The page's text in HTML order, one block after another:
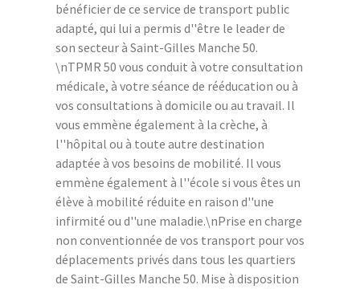
bénéficier de ce service de transport public
adapté, qui lui a permis d''être le leader de
son secteur à Saint-Gilles Manche 50.
\nTPMR 50 vous conduit à votre consultation
médicale, à votre séance de rééducation ou à
vos consultations à domicile ou au travail. Il
vous emmène également à la crèche, à
l''hôpital ou à toute autre destination
adaptée à vos besoins de mobilité. Il vous
emmène également à l''école si vous êtes un
élève à mobilité réduite en raison d''une
infirmité ou d''une maladie.\nPrise en charge
non conventionnée de vos transport pour vos
déplacements privés dans tous les quartiers
de Saint-Gilles Manche 50. Mise à disposition